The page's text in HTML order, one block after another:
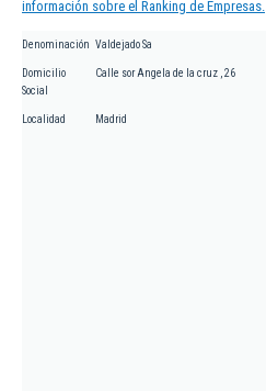
información sobre el Ranking de Empresas.
Denominación Valdejado Sa
Domicilio
Social
Calle sor Angela de la cruz , 26
Localidad Madrid